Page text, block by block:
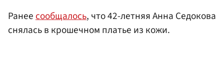
Ранеесообщалось, что 42-летняя Анна Седокова
снялась в крошечном платье из кожи.